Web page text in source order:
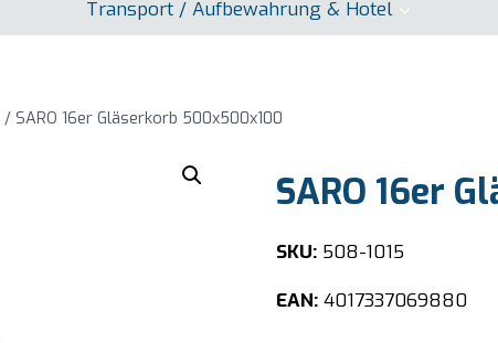
Transport / Aufbewahrung & Hotel
/ SARO 16er Gläserkorb 500x500x100
SARO 16er
SKU:508-1015
EAN:4017337069880